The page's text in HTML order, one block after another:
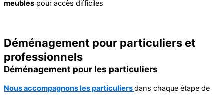
meubles pour accès difficiles
Déménagement pour particuliers et
professionnels
Déménagement pour les particuliers
Nous accompagnons les particuliersdans chaque étape de